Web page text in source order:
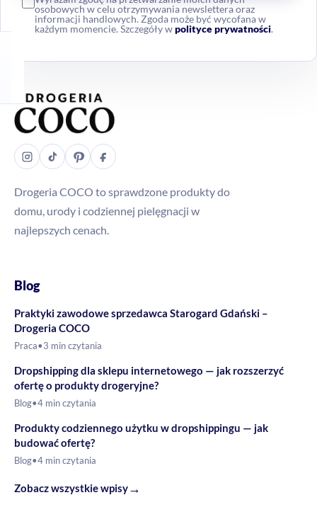
osobowych w celu otrzymywania newslettera oraz
informacji handlowych. Zgoda może być wycofana w
każdym momencie. Szczegóły wpolityce prywatności.
Drogeria COCO to sprawdzone produkty do
domu, urody i codziennej pielęgnacji w
najlepszych cenach.
Blog
Praktyki zawodowe sprzedawca Starogard Gdański –
Drogeria COCO
Praca•3 min czytania
Dropshipping dla sklepu internetowego — jak rozszerzyć
ofertę o produkty drogeryjne?
Blog•4 min czytania
Produkty codziennego użytku w dropshippingu — jak
budować ofertę?
Blog•4 min czytania
Zobacz wszystkie wpisy→